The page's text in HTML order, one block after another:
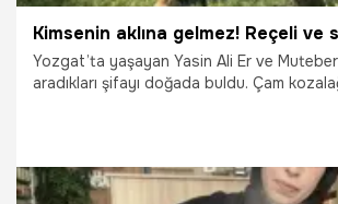
Yozgat’ta yaşayan Yasin Ali Er ve
aradıkları şifayı doğada buldu. Çam
formüllerini çeşitli baharatlarla
doğal ürünlerle çevresine şifa dağıtıyor.